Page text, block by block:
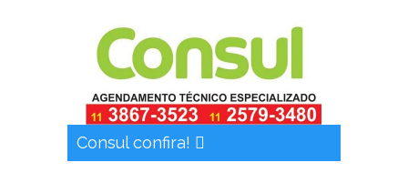
Consul confira!